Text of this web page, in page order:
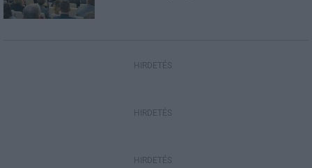
HIRDETÉS
HIRDETÉS
HIRDETÉS